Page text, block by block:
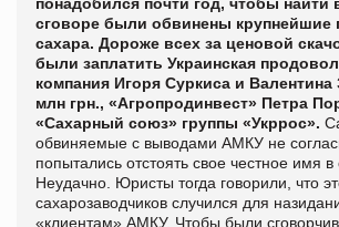
сговоре были обвинены крупнейшие
сахара. Дороже всех за ценовой
были заплатить Украинская
компания Игоря Суркиса и Валентина
млн грн., «Агропродинвест» Петра
«Сахарный союз» группы «Укррос».
обвиняемые с выводами АМКУ не
попытались отстоять свое честное имя в
Неудачно. Юристы тогда говорили, что
сахарозаводчиков случился для
«клиентам» АМКУ. Чтобы были